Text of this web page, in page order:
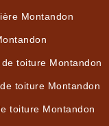
Montandon
toiture Montandon
toiture Montandon
toiture Montandon